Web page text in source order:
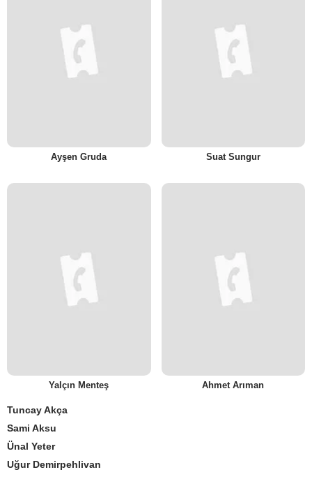
Ayşen Gruda Suat Sungur
Yalçın Menteş Ahmet Arıman
Tuncay Akça
Sami Aksu
Ünal Yeter
Uğur Demirpehlivan